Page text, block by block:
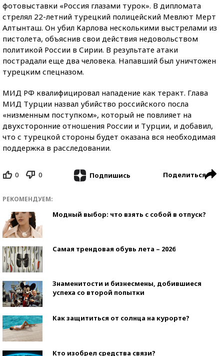
фотовыставки «Россия глазами турок». В дипломата
стрелял 22-летний турецкий полицейский Мевлют Мерт
Алтынташ. Он убил Карлова несколькими выстрелами из
пистолета, объяснив свои действия недовольством
политикой России в Сирии. В результате атаки
пострадали еще два человека. Напавший был уничтожен
турецким спецназом.
МИД РФ квалифицировал нападение как теракт. Глава
МИД Турции назвал убийство российского посла
«низменным поступком», который не повлияет на
двухсторонние отношения России и Турции, и добавил,
что с турецкой стороны будет оказана вся необходимая
поддержка в расследовании.
0 0 Подпишись Поделиться
РЕКОМЕНДУЕМ:
Модный выбор: что взять с собой в отпуск?
Самая трендовая обувь лета – 2026
Знаменитости и бизнесмены, добившиеся
успеха со второй попытки
Как защититься от солнца на курорте?
Кто изобрел средства связи?